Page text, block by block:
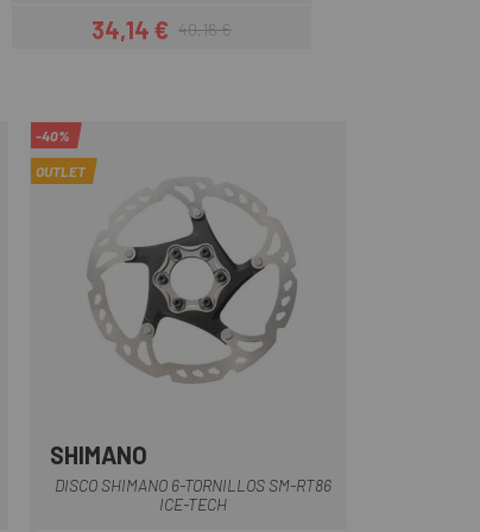
Prezzo
34,14 €Prezzo base
40,16 €
-40%
OUTLET
SHIMANO
DISCO SHIMANO 6-TORNILLOS SM-RT86
ICE-TECH